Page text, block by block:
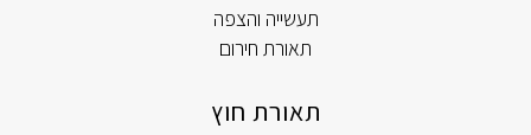
תעשייה והצפה
תאורת חירום
תאורת חוץ